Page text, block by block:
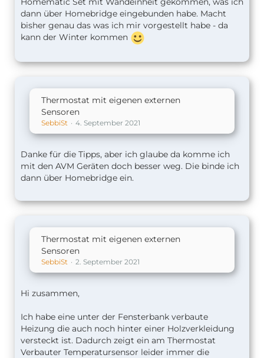
dann über Homebridge eingebunden habe. Macht
bisher genau das was ich mir vorgestellt habe - da
kann der Winter kommen
Thermostat mit eigenen externen
Sensoren
SebbiSt 4. September 2021
Danke für die Tipps, aber ich glaube da komme ich
mit den AVM Geräten doch besser weg. Die binde ich
dann über Homebridge ein.
Thermostat mit eigenen externen
Sensoren
SebbiSt 2. September 2021
Hi zusammen,
Ich habe eine unter der Fensterbank verbaute
Heizung die auch noch hinter einer Holzverkleidung
versteckt ist. Dadurch zeigt ein am Thermostat
Verbauter Temperatursensor leider immer die